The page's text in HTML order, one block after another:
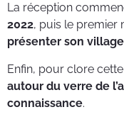
La réception
2022, puis le premier
présenter son
Enfin, pour clore
autour du verre de
connaissance.